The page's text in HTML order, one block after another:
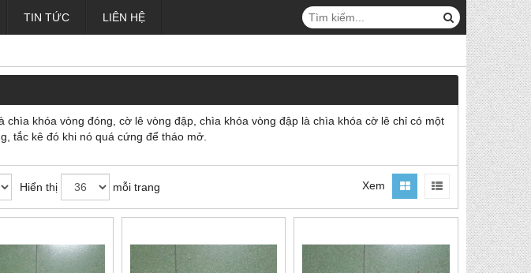
TIN TỨC LIÊN HỆ
chìa khóa vòng đóng, cờ lê vòng đập, chìa khóa vòng đập là chìa khóa cờ lê chỉ có một
tắc kê đó khi nó quá cứng để tháo mở.
Hiển thị mỗi trang Xem